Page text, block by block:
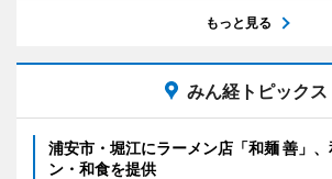
もっと見る
みん経トピックス
浦安市・堀江にラーメン店「和麺 善」
ン・和食を提供